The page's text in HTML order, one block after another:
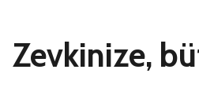
Zevkinize,